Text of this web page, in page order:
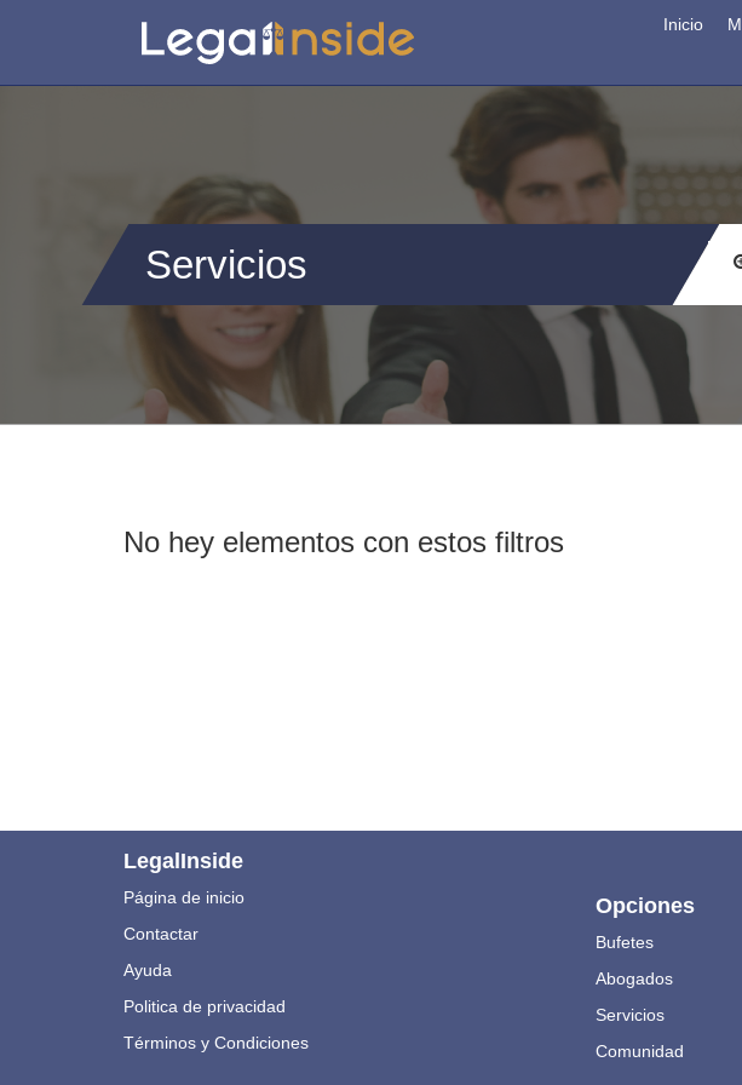
Inicio
Servicios
No hey elementos con estos filtros
LegalInside
Página de inicio
Contactar
Ayuda
Politica de privacidad
Términos y Condiciones
Opciones
Bufetes
Abogados
Servicios
Comunidad